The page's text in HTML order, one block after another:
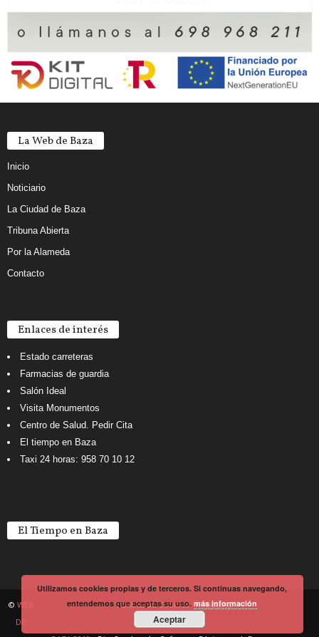
La Web de Baza
Inicio
Noticiario
La Ciudad de Baza
Tribuna Abierta
Por la Alameda
Contacto
Enlaces de interés
Estado carreteras
Farmacias de guardia
Salón Ideal
Visita Monumentos
Centro de Salud. Pedir Cita
El tiempo en Baza
Taxi 24 horas: 958 70 10 12
El Tiempo en Baza
Política de Cookies Noticiario
© WEB
DE
Utilizamos cookies propias y de terceros. Si continuas navegando,
entendemos que aceptas su uso.más información
Aceptar